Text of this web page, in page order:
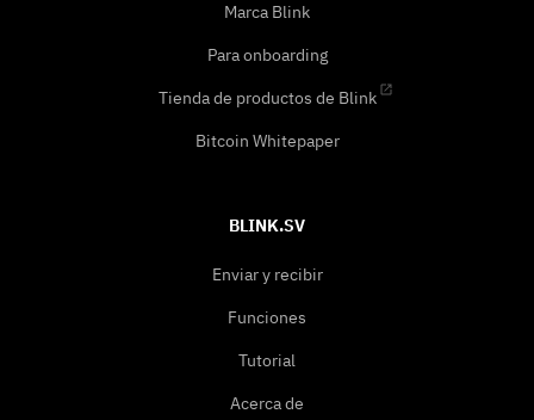
Marca Blink
Para onboarding
Tienda de productos de Blink
Bitcoin Whitepaper
BLINK.SV
Enviar y recibir
Funciones
Tutorial
Acerca de